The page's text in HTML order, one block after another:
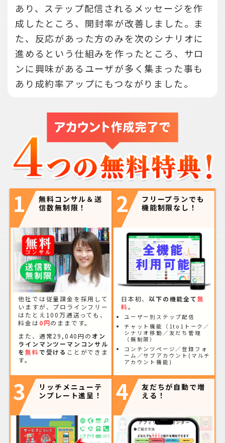
あり、ステップ配信されるメッセージを作
成したところ、開封率が改善しました。ま
た、反応があった方のみを次のシナリオに
進めるという仕組みを作ったところ、サロ
ンに興味があるユーザが多く集まった事も
あり成約率アップにもつながりました。
1
無料コンサル＆送
信数無制限！
他社では従量課金を採用して
いますが、プロラインフリー
はたとえ100万通送っても、
料金は 0円のままです。
また、通常29,040円のオン
ラインマンツーマンコンサル
を無料で受ける ことができま
す。
2
フリープランでも
機能制限なし！
日本初、以下の機能全て無
料。
ユーザー別ステップ配信
チャット機能（1to1トーク／
シナリオ移動／友だち管理
（無制限）
コンテンツページ／登録フォ
ーム／サブアカウント(マルチ
アカウント機能)
3
リッチメニューテ
ンプレート進呈！
4
友だちが自動で増
える！